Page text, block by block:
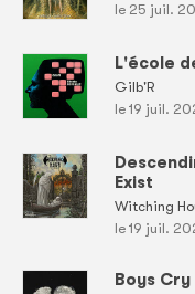
le 25 juil.
L'école
Gilb'R
le 19 juil.
Exist
Witching
le 19 juil.
Boys Cry